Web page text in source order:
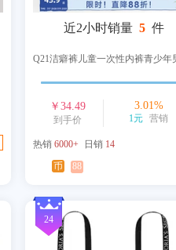
近2小时销量 5 件
Q21洁癖裤儿童一次性内裤青少年
￥34.49
到手价
3.01%
1元 营销
热销 6000+ 日销 14
币
88
24